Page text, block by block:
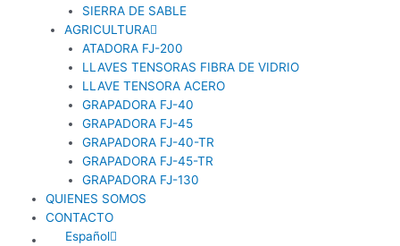
SIERRA DE SABLE
AGRICULTURA
ATADORA FJ-200
LLAVES TENSORAS FIBRA DE VIDRIO
LLAVE TENSORA ACERO
GRAPADORA FJ-40
GRAPADORA FJ-45
GRAPADORA FJ-40-TR
GRAPADORA FJ-45-TR
GRAPADORA FJ-130
QUIENES SOMOS
CONTACTO
Español